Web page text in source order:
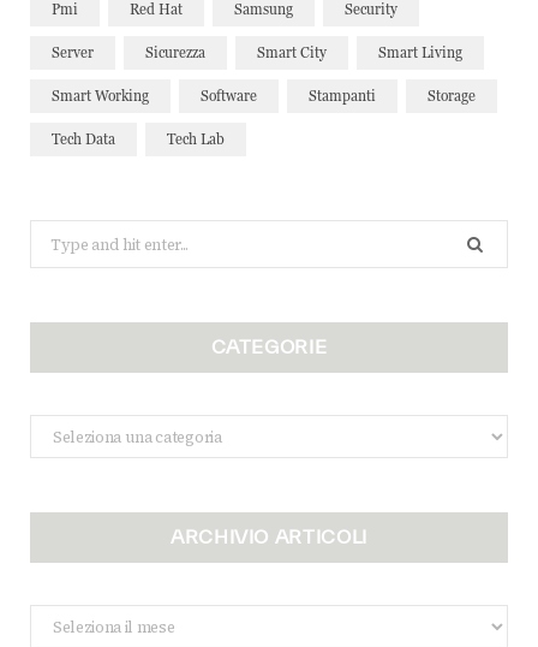
Pmi Red Hat Samsung Security
Server Sicurezza Smart City Smart Living
Smart Working Software Stampanti Storage
Tech Data Tech Lab
for:
CATEGORIE
Categorie
ARCHIVIO ARTICOLI
Archivio